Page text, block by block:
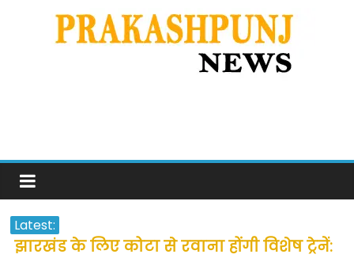
Latest:
झारखंड के लिए कोटा से रवाना होंगी विशेष ट्रेनें: